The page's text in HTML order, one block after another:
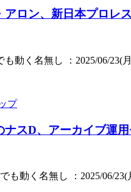
アロン、新日本プロレ
も動く名無し ：2025/06/23(
プ
ナスD、アーカイブ運
も動く名無し ：2025/06/23(